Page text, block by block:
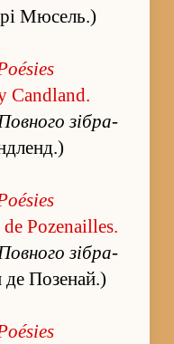
Мюсель.)
Candland.
зі­бра­
Pozenailles.
зі­бра­
Позенай.)